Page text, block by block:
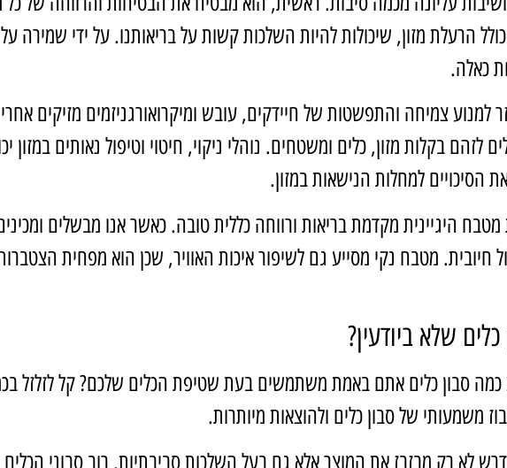
הרעלת מזון, שיכולות להיות השלכות קשות על בריאותנו. על ידי שמירה
כאלה.
למנוע צמיחה והתפשטות של חיידקים, עובש ומיקרואורגניזמים מזיקים
לזהם בקלות מזון, כלים ומשטחים. נוהלי ניקוי, חיטוי וטיפול נאותים
הסיכויים למחלות הנישאות במזון.
היגיינית מקדמת בריאות ורווחה כללית טובה. כאשר אנו מבשלים
חיובית. מטבח נקי מסייע גם לשיפור איכות האוויר, שכן הוא מפחית
שלא ביודעין?
סבון כלים אתם באמת משתמשים בעת שטיפת הכלים שלכם? קל לזלזל
משמעותי של סבון כלים ולהוצאות מיותרות.
לא רק מבזבז את המוצר אלא גם בעל השלכות סביבתיות. רוב סבוני הכלים